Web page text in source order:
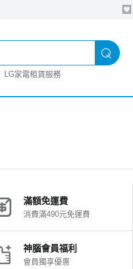
LG家電租賃服務
滿額免運費
消費滿490元免運費
神腦會員福利
會員獨享優惠